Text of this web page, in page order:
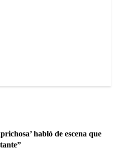
habló de escena que